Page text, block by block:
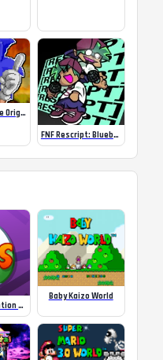
Sonic.EXE – The Original Game Online
FNF Rescript: Blueballed
Yoshis Fabrication Station
Baby Kaizo World